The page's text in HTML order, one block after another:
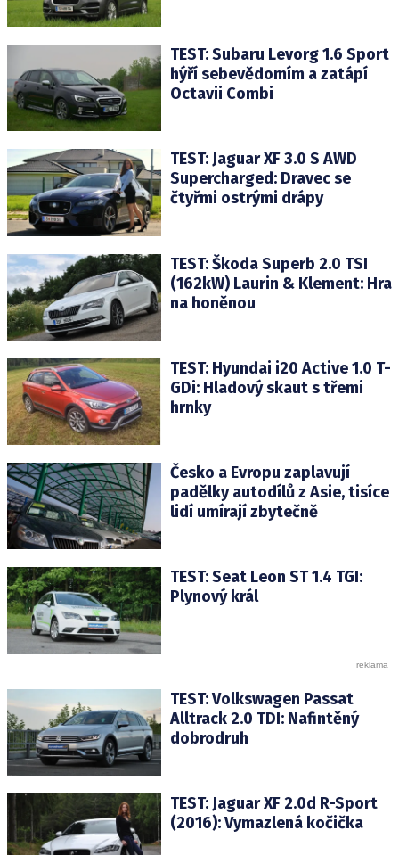
TEST: Subaru Levorg 1.6 Sport
hýří sebevědomím a zatápí
Octavii Combi
TEST: Jaguar XF 3.0 S AWD
Supercharged: Dravec se
čtyřmi ostrými drápy
TEST: Škoda Superb 2.0 TSI
(162kW) Laurin & Klement: Hra
na honěnou
TEST: Hyundai i20 Active 1.0 T-
GDi: Hladový skaut s třemi
hrnky
Česko a Evropu zaplavují
padělky autodílů z Asie, tisíce
lidí umírají zbytečně
TEST: Seat Leon ST 1.4 TGI:
Plynový král
TEST: Volkswagen Passat
Alltrack 2.0 TDI: Nafintěný
dobrodruh
TEST: Jaguar XF 2.0d R-Sport
(2016): Vymazlená kočička